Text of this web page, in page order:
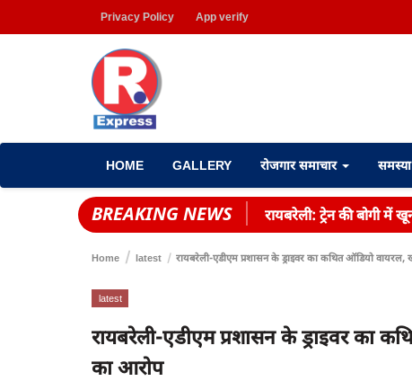
Privacy Policy App verify
HOME GALLERY रोजगार समाचार समस्या
BREAKING NEWS रायबरेली: ट्रेन की बोगी में
Home latest रायबरेली-एडीएम प्रशासन के ड्राइवर का कथित ऑडियो
latest
रायबरेली-एडीएम प्रशासन के ड्राइवर का
का आरोप